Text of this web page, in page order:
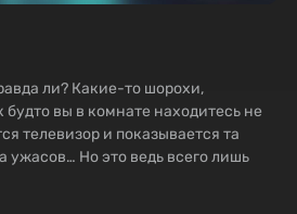
ли? Какие-то шорохи,
будто вы в комнате находитесь не
телевизор и показывается та
ужасов… Но это ведь всего лишь